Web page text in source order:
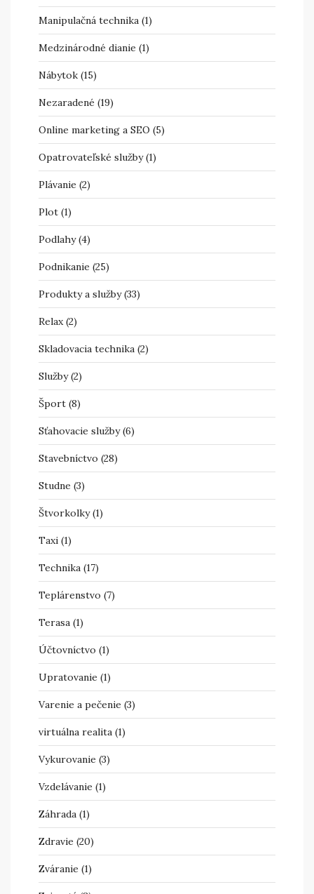
Manipulačná technika (1)
Medzinárodné dianie (1)
Nábytok (15)
Nezaradené (19)
Online marketing a SEO (5)
Opatrovateľské služby(1)
Plávanie (2)
Plot (1)
Podlahy(4)
Podnikanie (25)
Produkty a služby(33)
Relax(2)
Skladovacia technika (2)
Služby(2)
Šport (8)
Sťahovacie služby(6)
Stavebníctvo (28)
Studne (3)
Štvorkolky(1)
Taxi (1)
Technika (17)
Teplárenstvo (7)
Terasa (1)
Účtovníctvo (1)
Upratovanie (1)
Varenie a pečenie (3)
virtuálna realita (1)
Vykurovanie (3)
Vzdelávanie (1)
Záhrada (1)
Zdravie (20)
Zváranie (1)